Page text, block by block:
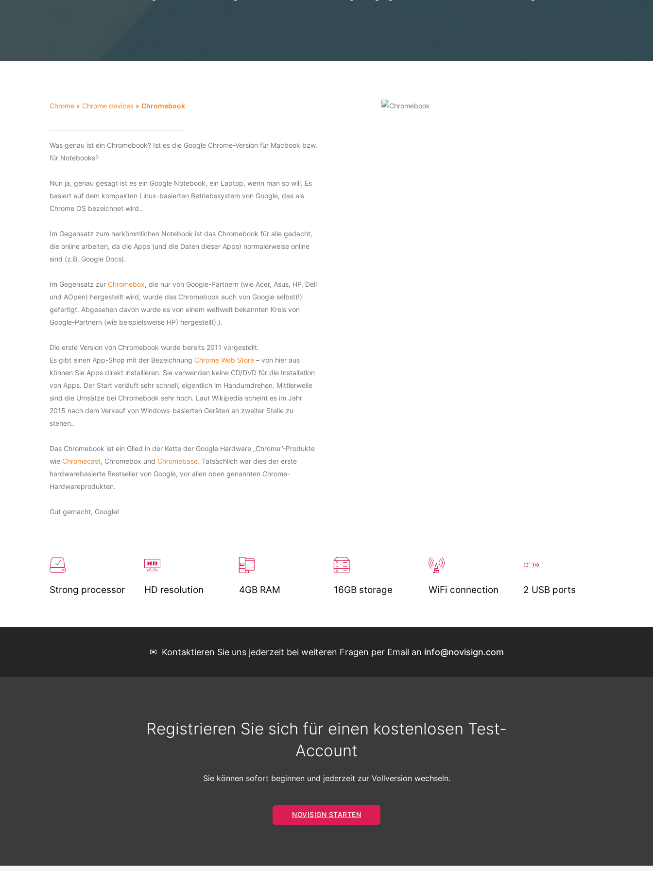
Chrome » Chrome devices » Chromebook
Was genau ist ein Chromebook? Ist es die Google Chrome-Version für Macbook bzw.
für Notebooks?
Nun ja, genau gesagt ist es ein Google Notebook, ein Laptop, wenn man so will. Es
basiert auf dem kompakten Linux-basierten Betriebssystem von Google, das als
Chrome OS bezeichnet wird..
Im Gegensatz zum herkömmlichen Notebook ist das Chromebook für alle gedacht,
die online arbeiten, da die Apps (und die Daten dieser Apps) normalerweise online
sind (z.B. Google Docs).
Im Gegensatz zur Chromebox, die nur von Google-Partnern (wie Acer, Asus, HP, Dell
und AOpen) hergestellt wird, wurde das Chromebook auch von Google selbst(!)
gefertigt. Abgesehen davon wurde es von einem weltweit bekannten Kreis von
Google-Partnern (wie beispielsweise HP) hergestellt).).
Die erste Version von Chromebook wurde bereits 2011 vorgestellt.
Es gibt einen App-Shop mit der Bezeichnung Chrome Web Store – von hier aus
können Sie Apps direkt installieren. Sie verwenden keine CD/DVD für die Installation
von Apps. Der Start verläuft sehr schnell, eigentlich im Handumdrehen. Mittlerweile
sind die Umsätze bei Chromebook sehr hoch. Laut Wikipedia scheint es im Jahr
2015 nach dem Verkauf von Windows-basierten Geräten an zweiter Stelle zu
stehen..
Das Chromebook ist ein Glied in der Kette der Google Hardware „Chrome“-Produkte
wie Chromecast, Chromebox und Chromebase. Tatsächlich war dies der erste
hardwarebasierte Bestseller von Google, vor allen oben genannten Chrome-
Hardwareprodukten.
Gut gemacht, Google!
Strong processor HD resolution 4GB RAM 16GB storage WiFi connection 2 USB ports
✉ Kontaktieren Sie uns jederzeit bei weiteren Fragen per Email an info@novisign.com
Registrieren Sie sich für einen kostenlosen Test-
Account
Sie können sofort beginnen und jederzeit zur Vollversion wechseln.
NOVISIGN STARTEN